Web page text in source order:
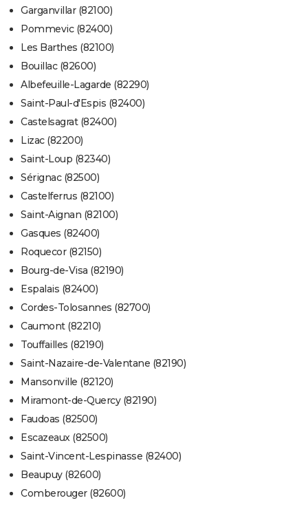
Garganvillar (82100)
Pommevic (82400)
Les Barthes (82100)
Bouillac (82600)
Albefeuille-Lagarde (82290)
Saint-Paul-d'Espis (82400)
Castelsagrat (82400)
Lizac (82200)
Saint-Loup (82340)
Sérignac (82500)
Castelferrus (82100)
Saint-Aignan (82100)
Gasques (82400)
Roquecor (82150)
Bourg-de-Visa (82190)
Espalais (82400)
Cordes-Tolosannes (82700)
Caumont (82210)
Touffailles (82190)
Saint-Nazaire-de-Valentane (82190)
Mansonville (82120)
Miramont-de-Quercy (82190)
Faudoas (82500)
Escazeaux (82500)
Saint-Vincent-Lespinasse (82400)
Beaupuy (82600)
Comberouger (82600)